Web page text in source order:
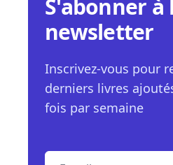
S'abonner à
newsletter
Inscrivez-vous pour
derniers livres
fois par semaine